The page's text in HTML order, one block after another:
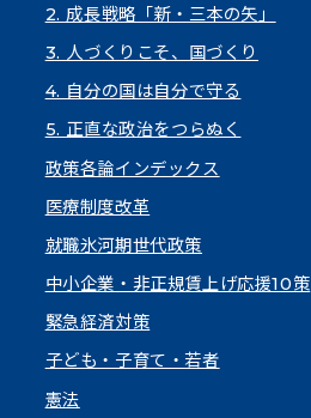
2. 成長戦略「新・三本の矢」
3. 人づくりこそ、国づくり
4. 自分の国は自分で守る
5. 正直な政治をつらぬく
政策各論インデックス
医療制度改革
就職氷河期世代政策
中小企業・非正規賃上げ応援10策
緊急経済対策
子ども・子育て・若者
憲法